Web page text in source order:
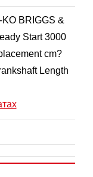
KO BRIGGS &
Start 3000
cm?
Length